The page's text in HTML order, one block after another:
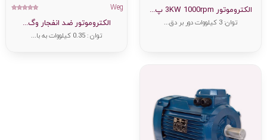
الکتروموتور 3KW 1000rpm پ...
توان: 3 کیلووات دور بر دق... الکتروموتور ضد انفجار وگ...
توان : 0.35 کیلووات به با...
Weg